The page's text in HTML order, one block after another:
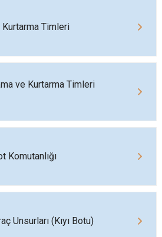
Timleri
ve Kurtarma Timleri
Komutanlığı
Unsurları (Kıyı Botu)